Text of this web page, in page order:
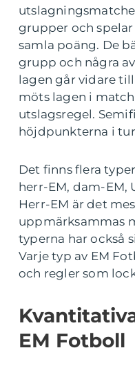
grupper och
samla poäng. De
grupp och några
lagen går vidare
möts lagen i
utslagsregel.
höjdpunkterna i
Det finns flera
herr-EM, dam-EM,
Herr-EM är det
uppmärksammas
typerna har också
Varje typ av EM
och regler som
EM Fotboll